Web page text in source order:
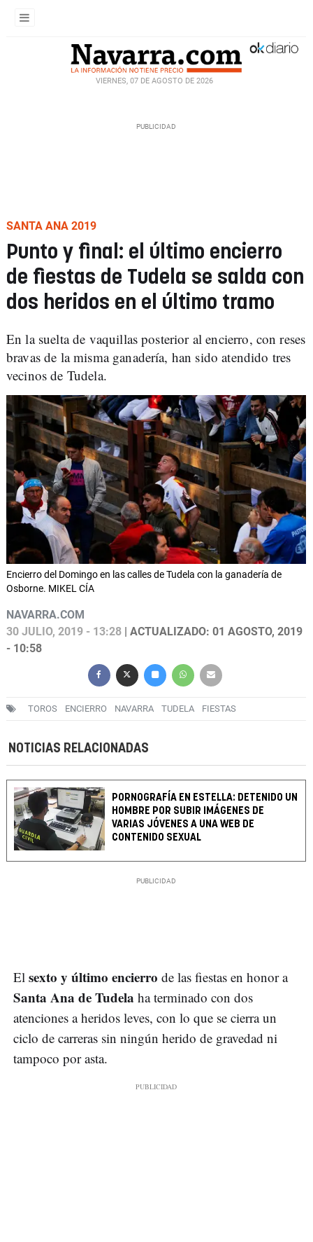
VIERNES, 07 DE AGOSTO DE 2026
SANTA ANA 2019
Punto y final: el último encierro
de fiestas de Tudela se salda con
dos heridos en el último tramo
En la suelta de vaquillas posterior al encierro, con reses
bravas de la misma ganadería, han sido atendido tres
vecinos de Tudela.
Encierro del Domingo en las calles de Tudela con la ganadería de
Osborne. MIKEL CÍA
NAVARRA.COM
30 JULIO, 2019 - 13:28 | ACTUALIZADO: 01 AGOSTO, 2019
- 10:58
TOROS ENCIERRO NAVARRA TUDELA FIESTAS
NOTICIAS RELACIONADAS
PORNOGRAFÍA EN ESTELLA: DETENIDO UN
HOMBRE POR SUBIR IMÁGENES DE
VARIAS JÓVENES A UNA WEB DE
CONTENIDO SEXUAL
El sexto y último encierro de las fiestas en honor a
Santa Ana de Tudela ha terminado con dos
atenciones a heridos leves, con lo que se cierra un
ciclo de carreras sin ningún herido de gravedad ni
tampoco por asta.